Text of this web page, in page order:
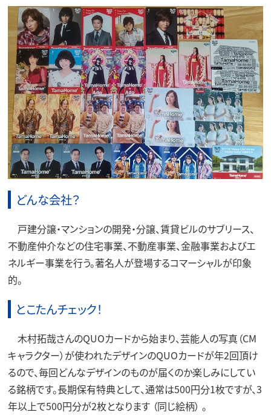
どんな会社？
戸建分譲・マンションの開発・分譲、賃貸ビルのサブリース、
不動産仲介などの住宅事業、不動産事業、金融事業およびエ
ネルギー事業を行う。著名人が登場するコマーシャルが印象
的。
とこたんチェック！
木村拓哉さんのQUOカードから始まり、芸能人の写真（CM
キャラクター）が使われたデザインのQUOカードが年2回頂け
るので、毎回どんなデザインのものが届くのか楽しみにしてい
る銘柄です。長期保有特典として、通常は500円分1枚ですが、3
年以上で500円分が2枚となります （同じ絵柄） 。